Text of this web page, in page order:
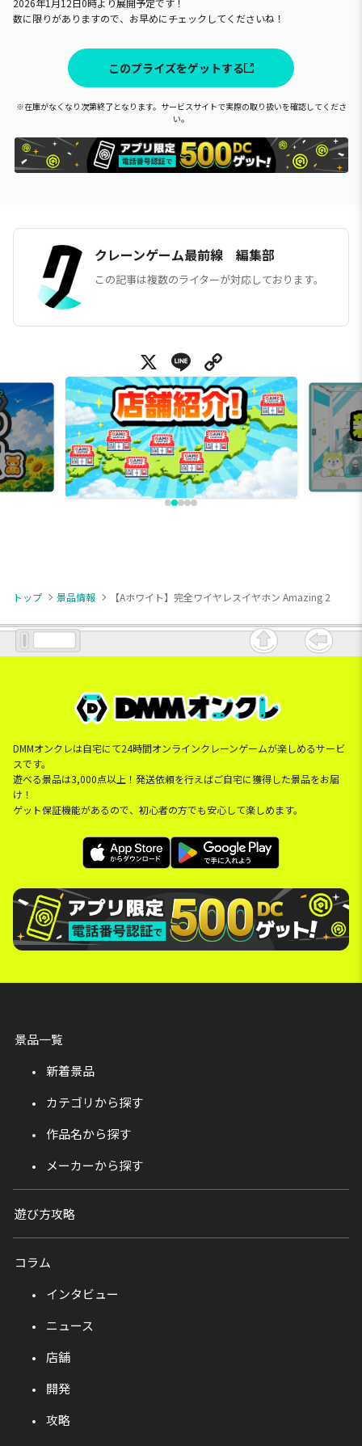
数に限りがありますので、お早めにチェックしてくださいね！
このプライズをゲットする
※在庫がなくなり次第終了となります。サービスサイトで実際の取り扱いを確認してくださ
い。
クレーンゲーム最前線 編集部
この記事は複数のライターが対応しております。
X Line
トップ 景品情報 【Aホワイト】完全ワイヤレスイヤホン Amazing 2
DMMオンクレは自宅にて24時間オンラインクレーンゲームが楽しめるサービ
スです。
遊べる景品は3,000点以上！発送依頼を行えばご自宅に獲得した景品をお届
け！
ゲット保証機能があるので、初心者の方でも安心して楽しめます。
景品一覧
新着景品
カテゴリから探す
作品名から探す
メーカーから探す
遊び方攻略
コラム
インタビュー
ニュース
店舗
開発
攻略